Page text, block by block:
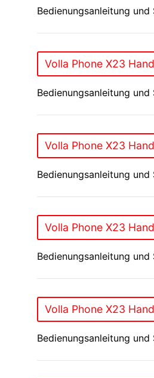
Bedienungsanleitung
Volla Phone X23
Bedienungsanleitung
Volla Phone X23
Bedienungsanleitung
Volla Phone X23
Bedienungsanleitung
Volla Phone X23
Bedienungsanleitung